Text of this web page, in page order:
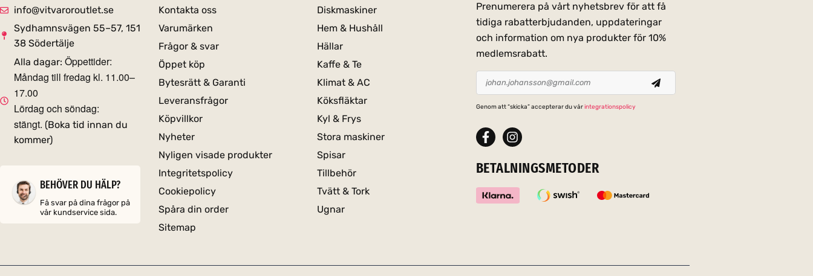
info@vitvaroroutlet.se
Sydhamnsvägen 55–57, 151
38 Södertälje
Alla dagar: Öppettider:
Måndag till fredag kl. 11.00–
17.00
Lördag och söndag:
stängt. (Boka tid innan du
kommer)
BEHÖVER DU HÄLP?
Få svar på dina frågor på
vår kundservice sida.
Kontakta oss
Varumärken
Frågor & svar
Öppet köp
Bytesrätt & Garanti
Leveransfrågor
Köpvillkor
Nyheter
Nyligen visade produkter
Integritetspolicy
Cookiepolicy
Spåra din order
Sitemap
Diskmaskiner
Hem & Hushåll
Hällar
Kaffe & Te
Klimat & AC
Köksfläktar
Kyl & Frys
Stora maskiner
Spisar
Tillbehör
Tvätt & Tork
Ugnar
Prenumerera på vårt nyhetsbrev för att få
tidiga rabatterbjudanden, uppdateringar
och information om nya produkter för 10%
medlemsrabatt.
Genom att “skicka” accepterar du vårintegrationspolicy
BETALNINGSMETODER